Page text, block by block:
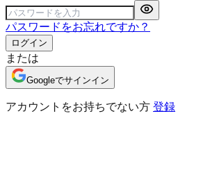
パスワードをお忘れですか？
ログイン
または
Googleでサインイン
アカウントをお持ちでない方 登録